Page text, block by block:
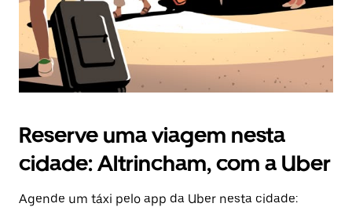
Reserve uma viagem nesta
cidade: Altrincham, com a Uber
Agende um táxi pelo app da Uber nesta cidade: